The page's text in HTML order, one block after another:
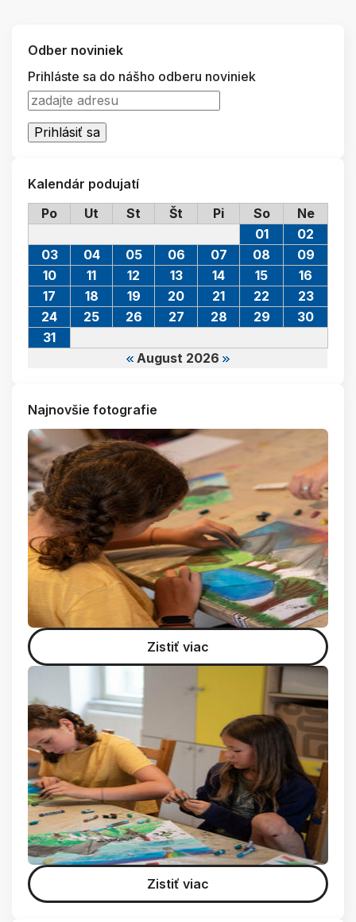
Odber noviniek
Prihláste sa do nášho odberu noviniek
Kalendár podujatí
Po
Ut St Št Pi So Ne
August 2026
01
02
03
04 05 06 07 08
09
10
11 12 13 14 15
16
17
18 19 20 21 22
23
24
25 26 27 28 29
30
31
Najnovšie fotografie
Zistiť viac
Zistiť viac